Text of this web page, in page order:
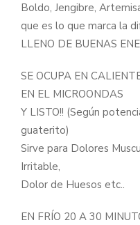
Boldo, Jengibre,
que es lo que marca la
LLENO DE BUENAS
SE OCUPA EN
EN EL MICROONDAS
Y LISTO!! (Según
guaterito)
Sirve para Dolores
Irritable,
Dolor de Huesos etc..
EN FRÍO 20 A 30